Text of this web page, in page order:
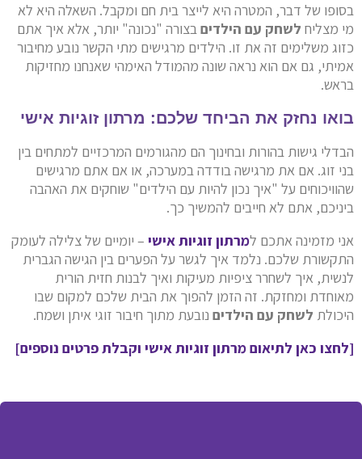
בסופו של דבר, המטרה היא לייצר בית חם ומקבל. השאלה היא לא
מי מצליח לשחק עם הילדיםבצורה "נכונה" יותר, אלא איך אתם
כזוג משלימים זה את זו. הילדים מרגישים מתי הקשר נובע מחיבור
אמיתי, גם אם הוא נראה שונה מהמודל האימהי שאנחנו מחזיקות
בראש.
בואו נחזק את הביחד שלכם: מרתון זוגיות אישי
הבדלי גישות בהורות ובחינוך הם מהגורמים המרכזיים למתחים בין
בני זוג. אם את מרגישה בודדה במערכה, או אם אתם מרגישים
שהוויכוחים על "איך נכון להיות עם הילדים" שוחקים את האהבה
ביניכם, אתם לא חייבים להמשיך כך.
אני מזמינה אתכם למרתון זוגיות אישי – יומיים של צלילה לעומק
התקשורת שלכם. נלמד איך לגשר על הפערים בין הגישה הגברית
לנשית, איך לשחרר ציפיות מעיקות ואיך לבנות חזית הורית
מאוחדת ומחזקת. זה הזמן להפוך את הבית שלכם למקום שבו
היכולת לשחק עם הילדים נובעת מתוך חיבור זוגי איתן ושמח.
[לחצו כאן לתיאום מרתון זוגיות אישי וקבלת פרטים נוספים]